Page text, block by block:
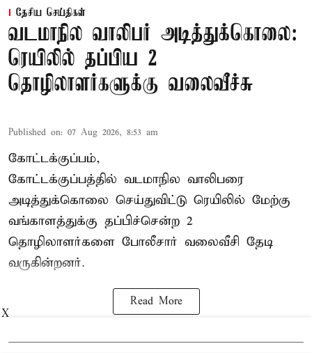
தேசிய செய்திகள்
வடமாநில வாலிபர் அடித்துக்கொலை:
ரெயிலில் தப்பிய 2
தொழிலாளர்களுக்கு வலைவீச்சு
Published on: 07 Aug 2026, 8:53 am
கோட்டக்குப்பம்,
கோட்டக்குப்பத்தில் வடமாநில வாலிபரை
அடித்துக்கொலை செய்துவிட்டு ரெயிலில் மேற்கு
வங்காளத்துக்கு தப்பிச்சென்ற 2
தொழிலாளர்களை போலீசார் வலைவீசி தேடி
வருகின்றனர்.
Read More
X